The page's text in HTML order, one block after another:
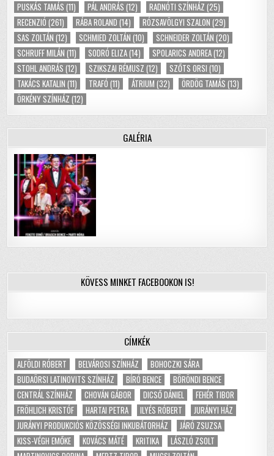
PUSKÁS TAMÁS (11) PÁL ANDRÁS (12) RADNÓTI SZÍNHÁZ (25)
RECENZIÓ (261) RÁBA ROLAND (14) RÓZSAVÖLGYI SZALON (29)
SAS ZOLTÁN (12) SCHMIED ZOLTÁN (10) SCHNEIDER ZOLTÁN (20)
SCHRUFF MILÁN (11) SODRÓ ELIZA(14) SPOLARICS ANDREA(12)
STOHL ANDRÁS (12) SZIKSZAI RÉMUSZ (12) SZŐTS ORSI (10)
TAKÁCS KATALIN (11) TRAFÓ (11) ÁTRIUM (32) ÖRDÖG TAMÁS (13)
ÖRKÉNY SZÍNHÁZ (12)
GALÉRIA
KÖVESS MINKET FACEBOOKON IS!
CÍMKÉK
ALFÖLDI RÓBERT BELVÁROSI SZÍNHÁZ
BOHOCZKI SÁRA
BUDAÖRSI LATINOVITS SZÍNHÁZ
BÍRÓ BENCE
BÖRÖNDI BENCE
CENTRÁL SZÍNHÁZ
CHOVÁN GÁBOR DICSŐ DÁNIEL
FEHÉR TIBOR
FRÖHLICH KRISTÓF
HARTAI PETRA ILYÉS RÓBERT
JURÁNYI HÁZ
JURÁNYI PRODUKCIÓS KÖZÖSSÉGI INKUBÁTORHÁZ
JÁRÓ ZSUZSA
KISS-VÉGH EMŐKE
KOVÁCS MÁTÉ KRITIKA
LÁSZLÓ ZSOLT